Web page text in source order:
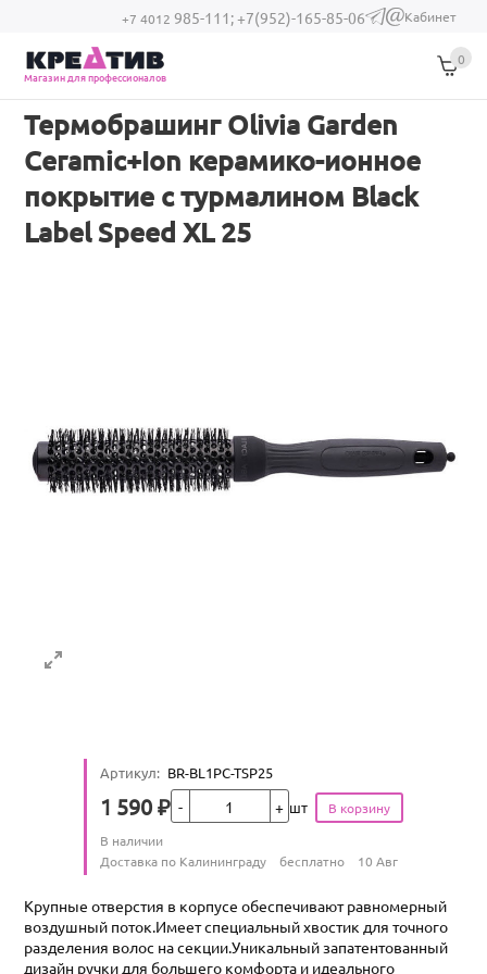
Перейти к основному содержанию
+7 4012 985-111;+7(952)-165-85-06
(link sends e-
Кабинет
Магазин для профессионалов
0
Термобрашинг Olivia Garden
Ceramic+Ion керамико-ионное
покрытие с турмалином Black
Label Speed XL 25
Артикул: BR-BL1PC-TSP25
Цена
1 590 ₽Кол-во шт
Количество
В наличии
Условия доставки
Доставка по Калининграду бесплатно 10 Авг
Крупные отверстия в корпусе обеспечивают равномерный
воздушный поток.Имеет специальный хвостик для точного
разделения волос на секции.Уникальный запатентованный
дизайн ручки для большего комфорта и идеального